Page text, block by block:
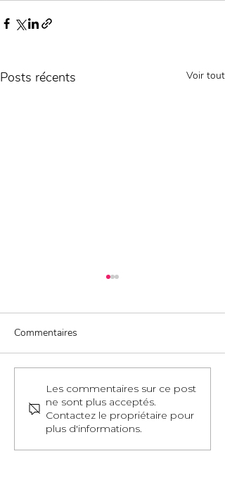
Posts récents Voir tout
Helpdesk : Fermeture
exceptionnelle le jeudi 2
juillet
Commentaires
Les commentaires sur ce post
ne sont plus acceptés.
Contactez le propriétaire pour
plus d'informations.